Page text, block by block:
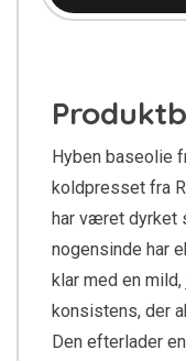
Hyben baseolie
koldpresset fra
har været dyrket
nogensinde har
klar med en
konsistens, der
Den efterlader